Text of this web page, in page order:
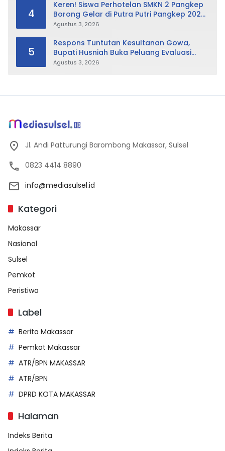
4
Keren! Siswa Perhotelan SMKN 2 Pangkep
Borong Gelar di Putra Putri Pangkep 2026,
Sabet Best Duta Lingkungan dan
Agustus 3, 2026
5
Respons Tuntutan Kesultanan Gowa,
Bupati Husniah Buka Peluang Evaluasi
Perda LAD: Bisa Direvisi Bahkan Diganti
Agustus 3, 2026
Jl. Andi Patturungi Barombong Makassar, Sulsel
0823 4414 8890
info@mediasulsel.id
Kategori
Makassar
Nasional
Sulsel
Pemkot
Peristiwa
Label
Berita Makassar
Pemkot Makassar
ATR/BPN MAKASSAR
ATR/BPN
DPRD KOTA MAKASSAR
Halaman
Indeks Berita